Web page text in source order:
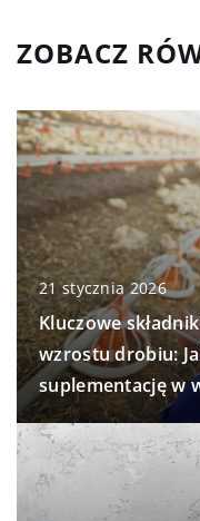
ZOBACZ
21 stycznia 2026
Kluczowe
wzrostu drobiu:
suplementację w